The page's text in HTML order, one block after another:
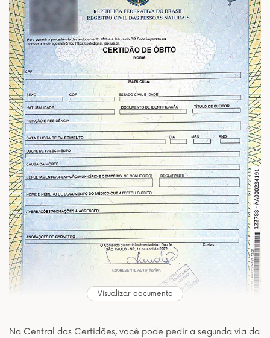
Visualizar documento
Na Central das Certidões, você pode pedir a segunda via da